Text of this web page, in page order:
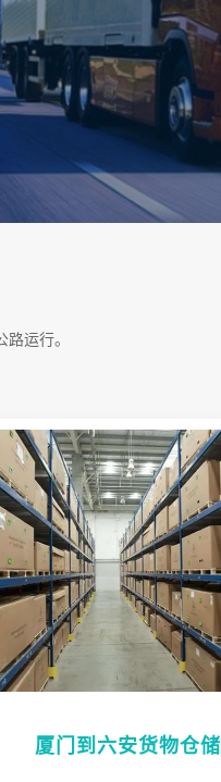
运行。
厦门到六安货物仓储